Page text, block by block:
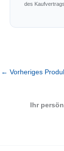
des
← Vorheriges
Ihr